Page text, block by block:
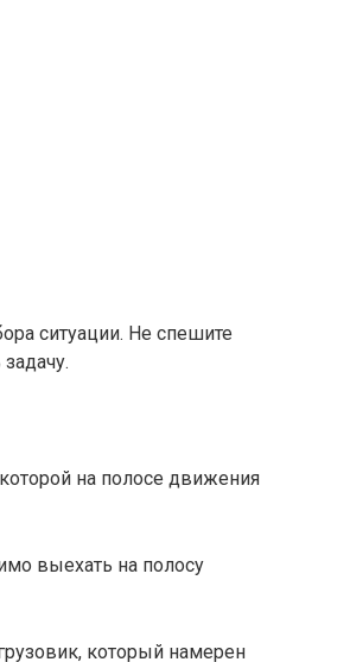
ситуации. Не спешите
на полосе движения
выехать на полосу
который намерен